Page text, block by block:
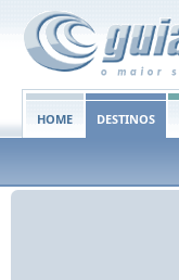
HOME DESTINOS